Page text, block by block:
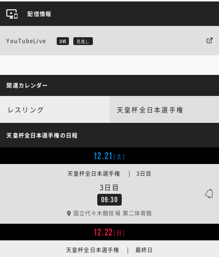
配信情報
YouTubeLive LIVE 見逃し
関連カレンダー
レスリング 天皇杯全日本選手権
天皇杯全日本選手権の日程
12.21 [土]
09:30
3日目
天皇杯全日本選手権 | 3日目
国立代々木競技場 第二体育館
12.22[日]
天皇杯全日本選手権 | 最終日